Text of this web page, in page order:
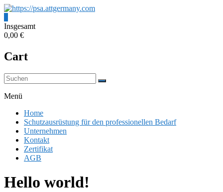
Zum
springen
https://psa.attgermany.com
für
professionellen
Bedarf
Insgesamt
0,00 €
Cart
Menü
Home
Schutzausrüstung für den professionellen Bedarf
Unternehmen
Kontakt
Zertifikat
AGB
Hello world!